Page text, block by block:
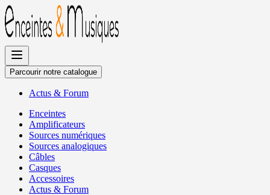
Allez
au
contenu
Parcourir notre catalogue
Actus & Forum
Enceintes
Amplificateurs
Sources numériques
Sources analogiques
Câbles
Casques
Accessoires
Actus & Forum